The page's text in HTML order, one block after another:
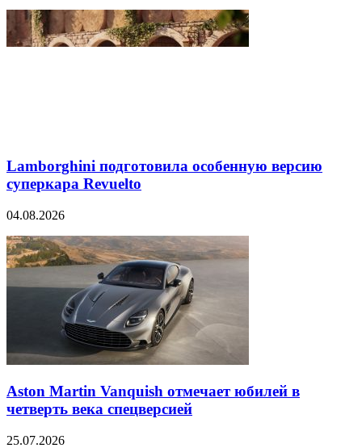
Lamborghini подготовила особенную версию
суперкара Revuelto
04.08.2026
Aston Martin Vanquish отмечает юбилей в
четверть века спецверсией
25.07.2026